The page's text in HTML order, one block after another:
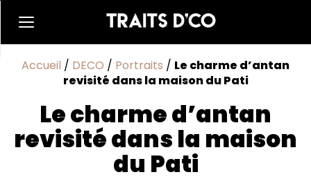
Accueil / DECO / Portraits / Le charme d’antan
revisité dans la maison du Pati
Le charme d’antan
revisité dans la maison
du Pati